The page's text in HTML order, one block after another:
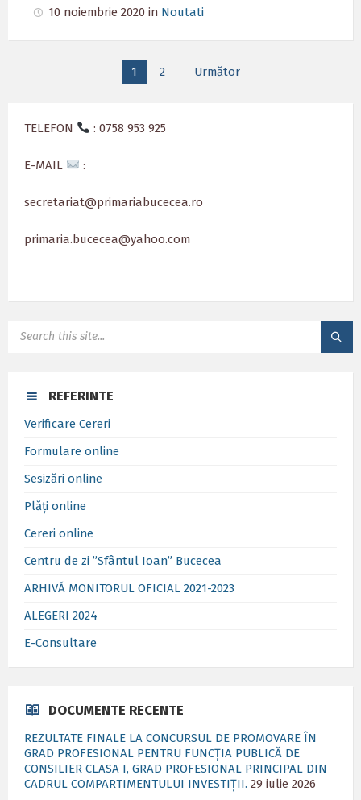
10 noiembrie 2020 in Noutati
1 2 Următor
TELEFON : 0758 953 925
E-MAIL :
secretariat@primariabucecea.ro
primaria.bucecea@yahoo.com
REFERINTE
Verificare Cereri
Formulare online
Sesizări online
Plăți online
Cereri online
Centru de zi ”Sfântul Ioan” Bucecea
ARHIVĂ MONITORUL OFICIAL 2021-2023
ALEGERI 2024
E-Consultare
DOCUMENTE RECENTE
REZULTATE FINALE LA CONCURSUL DE PROMOVARE ÎN
GRAD PROFESIONAL PENTRU FUNCȚIA PUBLICĂ DE
CONSILIER CLASA I, GRAD PROFESIONAL PRINCIPAL DIN
CADRUL COMPARTIMENTULUI INVESTIȚII. 29 iulie 2026